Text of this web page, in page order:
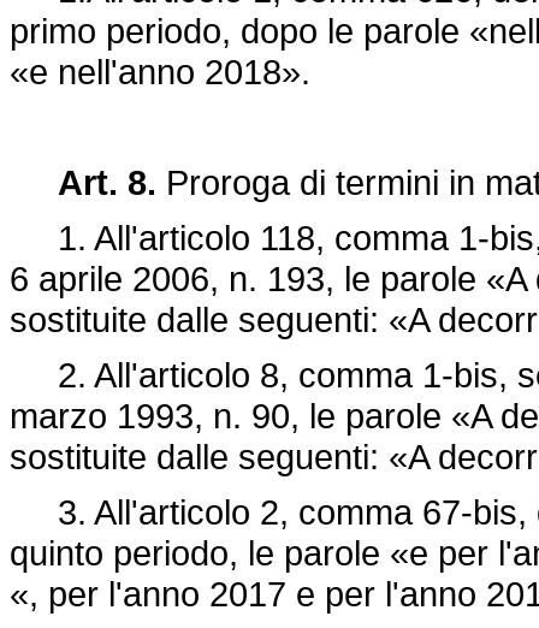
primo periodo, dopo le parole
«e nell'anno 2018».
Art. 8. Proroga di termini in
1. All'articolo 118, comma 1-
6 aprile 2006, n. 193, le parole
sostituite dalle seguenti: «A
2. All'articolo 8, comma 1-bis,
marzo 1993, n. 90, le parole «A
sostituite dalle seguenti: «A
3. All'articolo 2, comma 67-
quinto periodo, le parole «e per
«, per l'anno 2017 e per l'anno